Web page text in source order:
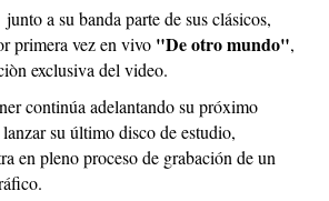
a su banda parte de sus clásicos,
primera vez en vivo "De otro mundo",
exclusiva del video.
continúa adelantando su próximo
su último disco de estudio,
en pleno proceso de grabación de un